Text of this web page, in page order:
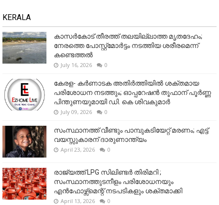
KERALA
കാസർകോട് തീരത്ത് തലയില്ലാത്ത മൃതദേഹം;
നേരത്തെ പോസ്റ്റ്‌മോർട്ടം നടത്തിയ ശരീരമെന്ന്
കണ്ടെത്തൽ
July 16, 2026 0
കേരള- കർണാടക അതിർത്തിയിൽ ശക്തമായ
പരിശോധന നടത്തും; ഓപ്പറേഷൻ തൂഫാന് പൂർണ്ണ
പിന്തുണയുമായി ഡി. കെ ശിവകുമാർ
July 09, 2026 0
സംസ്ഥാനത്ത് വീണ്ടും പാമ്പുകടിയേറ്റ് മരണം; എട്ട്
വയസ്സുകാരന് ദാരുണാന്ത്യം
April 23, 2026 0
രാജ്യത്ത് LPG സിലിണ്ടർ തിരിമറി ;
സംസ്ഥാനത്തുടനീളം പരിശോധനയും
എൻഫോഴ്സ്മെന്റ് നടപടികളും ശക്തമാക്കി
April 13, 2026 0